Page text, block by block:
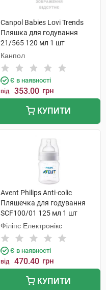
Canpol Babies Lovi Trends
Пляшка для годування
21/565 120 мл 1 шт
Канпол
Є в наявності
від 353.00 грн
КУПИТИ
Avent Philips Anti-colic
Пляшечка для годування
SCF100/01 125 мл 1 шт
Філіпс Електронікс
Є в наявності
від 470.40 грн
КУПИТИ